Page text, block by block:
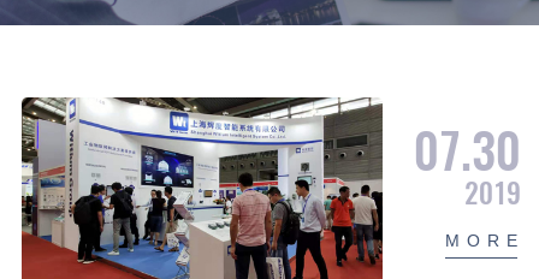
07.30
2019
M O R E